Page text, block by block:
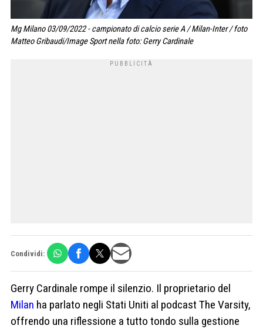
Mg Milano 03/09/2022 - campionato di calcio serie A / Milan-Inter / foto
Matteo Gribaudi/Image Sport nella foto: Gerry Cardinale
Condividi:
Gerry Cardinale rompe il silenzio. Il proprietario del
Milan ha parlato negli Stati Uniti al podcast The Varsity,
offrendo una riflessione a tutto tondo sulla gestione